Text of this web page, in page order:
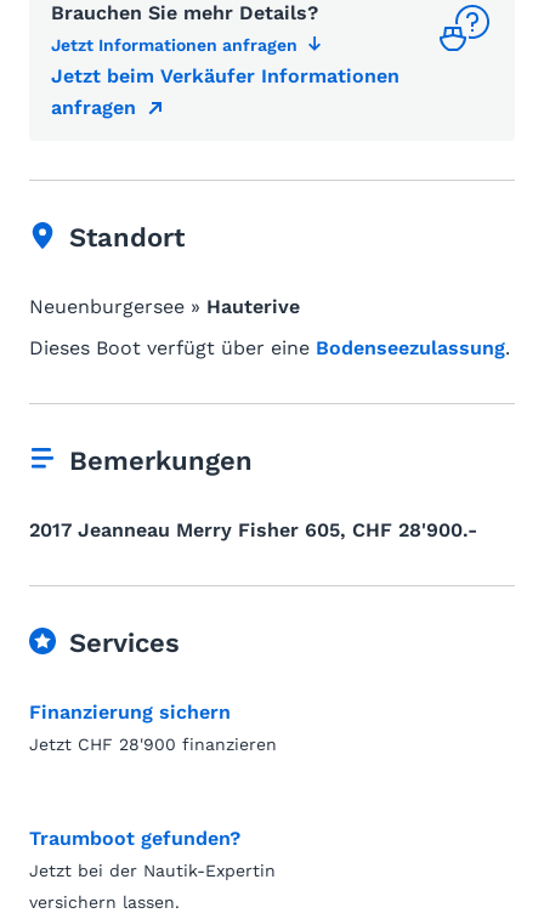
Brauchen Sie mehr Details?
Jetzt Informationen anfragen
Jetzt beim Verkäufer Informationen
anfragen
Standort
Neuenburgersee » Hauterive
Dieses Boot verfügt über eine Bodenseezulassung.
Bemerkungen
2017 Jeanneau Merry Fisher 605, CHF 28'900.-
Services
Finanzierung sichern
Jetzt CHF 28'900 finanzieren
Traumboot gefunden?
Jetzt bei der Nautik-Expertin
versichern lassen.